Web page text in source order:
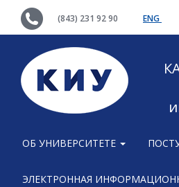
(843) 231 92 90 ENG
ОБ УНИВЕРСИТЕТЕ
ЭЛЕКТРОННАЯ